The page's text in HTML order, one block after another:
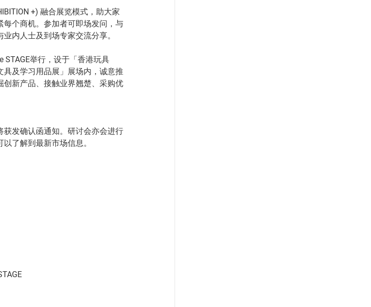
+) 融合展览模式，助大家
个商机。参加者可即场发问，与
内人士及到场专家交流分享。
STAGE举行，设于「香港玩具
及学习用品展」展场内，诚意推
新产品、接触业界翘楚、采购优
发确认函通知。研讨会亦会进行
了解到最新市场信息。